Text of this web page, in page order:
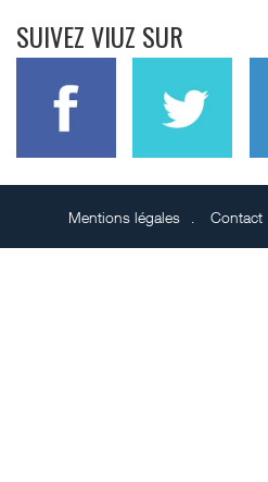
SUIVEZ VIUZ SUR
Mentions légales Contact